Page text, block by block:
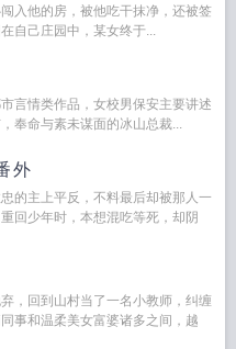
入他的房，被他吃干抹净，还被签
自己庄园中，某女终于...
言情类作品，女校男保安主要讲述
奉命与素未谋面的冰山总裁...
外
的主上平反，不料最后却被那人一
回少年时，本想混吃等死，却阴
，回到山村当了一名小教师，纠缠
事和温柔美女富婆诸多之间，越